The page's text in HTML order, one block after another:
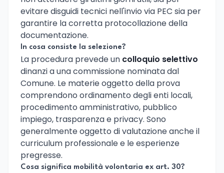
evitare disguidi tecnici nell'invio via PEC sia per
garantire la corretta protocollazione della
documentazione.
In cosa consiste la selezione?
La procedura prevede un colloquio selettivo
dinanzi a una commissione nominata dal
Comune. Le materie oggetto della prova
comprendono ordinamento degli enti locali,
procedimento amministrativo, pubblico
impiego, trasparenza e privacy. Sono
generalmente oggetto di valutazione anche il
curriculum professionale e le esperienze
pregresse.
Cosa significa mobilità volontaria ex art. 30?